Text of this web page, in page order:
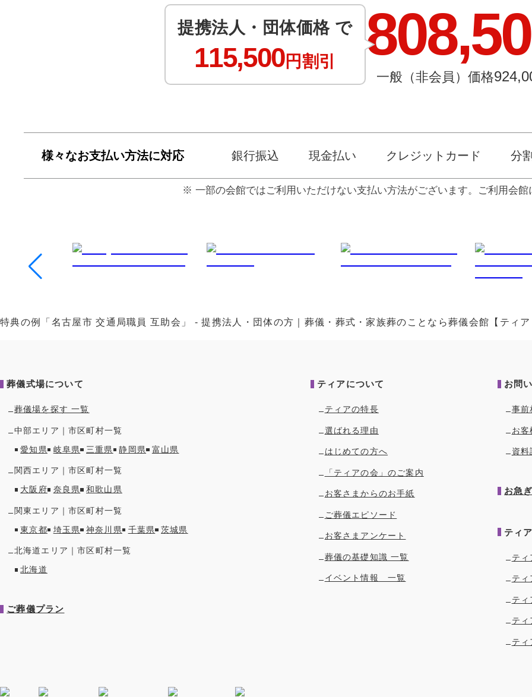
提携法人・団体価格 で
115,500円割引
一般（非会員）価格
様々なお支払い方法に対応 銀行振込 現金払い クレジットカード 分
⼀部の会館ではご利⽤いただけない⽀払い⽅法がございます。ご利⽤会
特典の例「名古屋市 交通局職員 互助会」 - 提携法人・団体の方｜葬儀・葬式・家族葬のことなら葬儀会館【ティ
葬儀式場について
葬儀場を探す 一覧
中部エリア｜市区町村一覧
愛知県
岐阜県 三重県 静岡県 富山県
関西エリア｜市区町村一覧
大阪府
奈良県 和歌山県
関東エリア｜市区町村一覧
東京都
埼玉県 神奈川県 千葉県 茨城県
北海道エリア｜市区町村一覧
北海道
ご葬儀プラン
ティアについて
ティアの特長
選ばれる理由
はじめての方へ
「ティアの会」のご案内
お客さまからのお手紙
ご葬儀エピソード
お客さまアンケート
葬儀の基礎知識 一覧
イベント情報 一覧
お問
事前
お
資料
お急
ティ
テ
テ
テ
テ
テ